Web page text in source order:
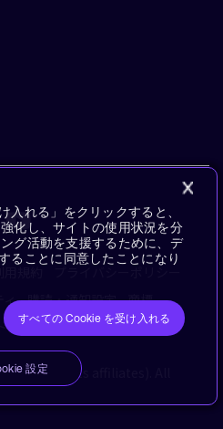
ィ 購読・通知設定 商標
メント
用語集
(or its affiliates). All
入れる」をクリックすると、
化し、サイトの使用状況を分
グ活動を支援するために、デ
ることに同意したことになり
すべての Cookie を受け入れる
設定